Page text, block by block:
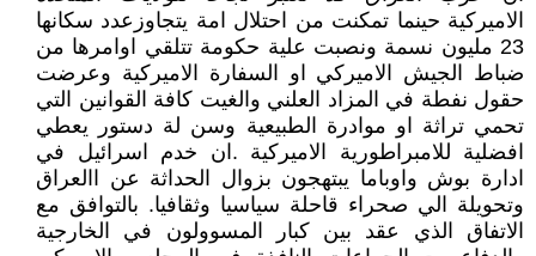
الاميركية حينما تمكنت من احتلال امة يتجاوزعدد سكانها
23 مليون نسمة ونصبت علية حكومة تتلقي اوامرها من
ضباط الجيش الاميركي او السفارة الاميركية وعرضت
حقول نفطة في المزاد العلني والغيت كافة القوانين التي
تحمي تراثة او موادرة الطبيعية وسن لة دستور يعطي
افضلية للامبراطورية الاميركية .ان خدم اسرائيل في
ادارة بوش واوباما يبتهجون بزوال الحداثة عن االعراق
وتحويلة الي صحراء قاحلة سياسيا وثقافيا. بالتوافق مع
الاتفاق الذي عقد بين كبار المسوولون في الخارجية